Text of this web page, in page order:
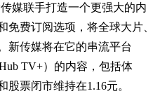
媒联手打造一个更强大的内
免费订阅选项，将全球大片、
新传媒将在它的串流平台
TV+）的内容，包括体
票闭市维持在1.16元。